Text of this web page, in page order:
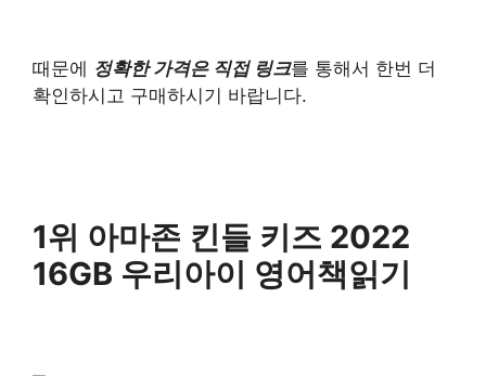
때문에 정확한 가격은 직접 링크를 통해서 한번 더
확인하시고 구매하시기 바랍니다.
1위 아마존 킨들 키즈 2022
16GB 우리아이 영어책읽기